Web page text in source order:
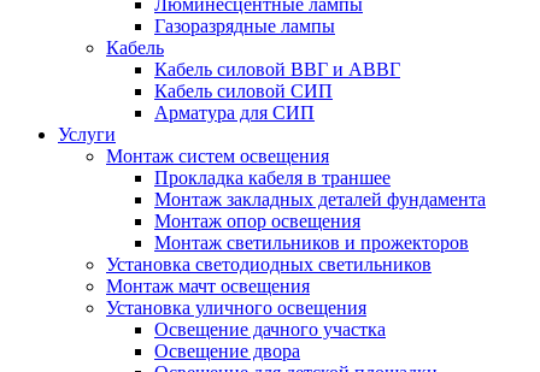
Газоразрядные лампы
Кабель
Кабель силовой ВВГ и АВВГ
Кабель силовой СИП
Арматура для СИП
Услуги
Монтаж систем освещения
Прокладка кабеля в траншее
Монтаж закладных деталей фундамента
Монтаж опор освещения
Монтаж светильников и прожекторов
Установка светодиодных светильников
Монтаж мачт освещения
Установка уличного освещения
Освещение дачного участка
Освещение двора